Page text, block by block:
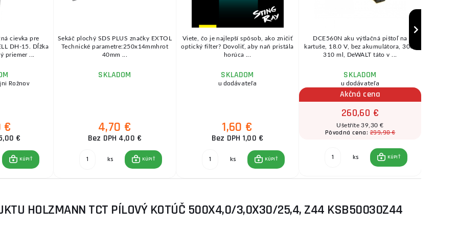
cievka pre
DH-15. Dĺžka
priemer ...
Rožnov
€
€
KÚPIŤ
Sekáč plochý SDS PLUS značky EXTOL
Technické parametre:250x14mmhrot
40mm ...
SKLADOM
4,70 €
Bez DPH 4,00 €
ks KÚPIŤ
Viete, čo je najlepší spôsob, ako zničiť
optický filter? Dovoliť, aby naň pristála
horúca ...
SKLADOM
u dodávateľa
1,60 €
Bez DPH 1,00 €
ks KÚPIŤ
DCE560N aku výtlačná pištoľ na
kartuše, 18.0 V, bez akumulátora, 300-
310 ml, DeWALT táto v ...
SKLADOM
u dodávateľa
Akčná cena
260,60 €
Ušetříte 39,30 €
Pôvodná cena:299,90 €
ks KÚPIŤ
HOLZMANN TCT PÍLOVÝ KOTÚČ 500X4,0/3,0X30/25,4, Z44 KSB50030Z44